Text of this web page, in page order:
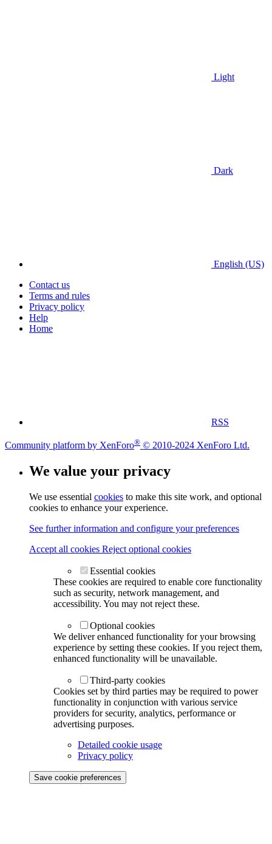
Light
Dark
English (US)
Contact us
Terms and rules
Privacy policy
Help
Home
RSS
Community platform by XenForo® © 2010-2024 XenForo Ltd.
We value your privacy
We use essential cookies to make this site work, and optional
cookies to enhance your experience.
See further information and configure your preferences
Accept all cookies Reject optional cookies
Essential cookies
These cookies are required to enable core functionality
such as security, network management, and
accessibility. You may not reject these.
Optional cookies
We deliver enhanced functionality for your browsing
experience by setting these cookies. If you reject them,
enhanced functionality will be unavailable.
Third-party cookies
Cookies set by third parties may be required to power
functionality in conjunction with various service
providers for security, analytics, performance or
advertising purposes.
Detailed cookie usage
Privacy policy
Save cookie preferences